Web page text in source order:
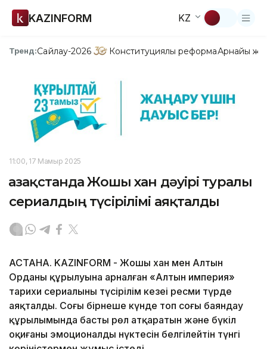
KAZINFORM KZ
Тренд:Сайлау-2026 Конституциялық реформаАрнайы
11:00, 17 Мамыр 2025
Қазақстанда Жошы хан дәуірі туралы
сериалдың түсірілімі аяқталды
АСТАНА. KAZINFORM - Жошы хан мен Алтын
Орданың құрылуына арналған «Алтын империя»
тарихи сериалының түсірілім кезеңі ресми түрде
аяқталды. Соңғы бірнеше күнде топ соңғы баяндау
құрылымында басты рөл атқаратын және бүкіл
оқиғаның эмоционалды нүктесін белгілейтін түнгі